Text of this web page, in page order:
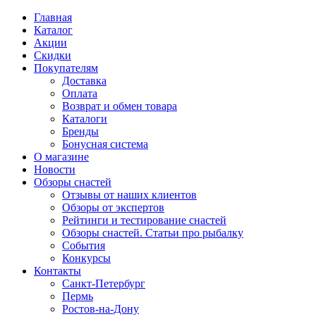
Главная
Каталог
Акции
Скидки
Покупателям
Доставка
Оплата
Возврат и обмен товара
Каталоги
Бренды
Бонусная система
О магазине
Новости
Обзоры снастей
Отзывы от наших клиентов
Обзоры от экспертов
Рейтинги и тестирование снастей
Обзоры снастей. Статьи про рыбалку
События
Конкурсы
Контакты
Санкт-Петербург
Пермь
Ростов-на-Дону